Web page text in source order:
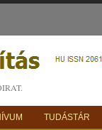
TUDÁSTÁR